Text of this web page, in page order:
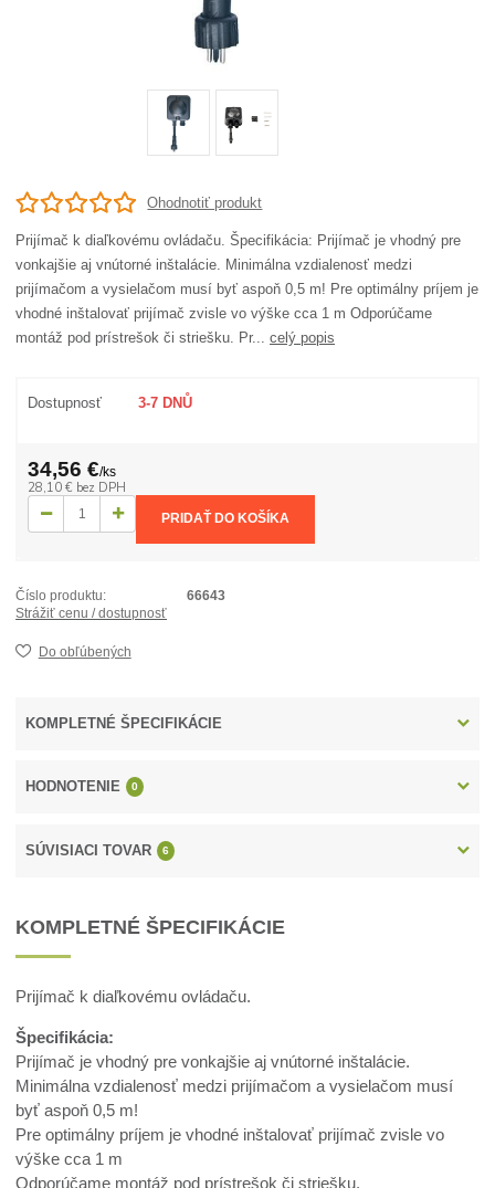
Ohodnotiť produkt
Prijímač k diaľkovému ovládaču. Špecifikácia: Prijímač je vhodný pre
vonkajšie aj vnútorné inštalácie. Minimálna vzdialenosť medzi
prijímačom a vysielačom musí byť aspoň 0,5 m! Pre optimálny príjem je
vhodné inštalovať prijímač zvisle vo výške cca 1 m Odporúčame
montáž pod prístrešok či striešku. Pr...celý popis
Dostupnosť 3-7 DNŮ
34,56 €/ks
28,10 € bez DPH
PRIDAŤ DO KOŠÍKA
Číslo produktu:
66643
Strážiť cenu / dostupnosť
Do obľúbených
KOMPLETNÉ ŠPECIFIKÁCIE
HODNOTENIE 0
SÚVISIACI TOVAR 6
KOMPLETNÉ ŠPECIFIKÁCIE
Prijímač k diaľkovému ovládaču.
Špecifikácia:
Prijímač je vhodný pre vonkajšie aj vnútorné inštalácie.
Minimálna vzdialenosť medzi prijímačom a vysielačom musí
byť aspoň 0,5 m!
Pre optimálny príjem je vhodné inštalovať prijímač zvisle vo
výške cca 1 m
Odporúčame montáž pod prístrešok či striešku.